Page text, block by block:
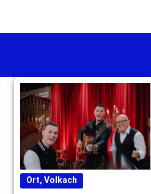
Ort,Volkach